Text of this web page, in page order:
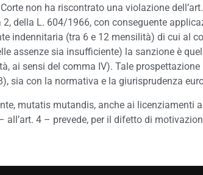
non ha riscontrato una violazione
della L. 604/1966, con conseguente
indennitaria (tra 6 e 12 mensilità) di cui al
assenze sia insufficiente) la sanzione è
ai sensi del comma IV). Tale
sia con la normativa e la giurisprudenza
mutatis mutandis, anche ai licenziamenti
4 – prevede, per il difetto di